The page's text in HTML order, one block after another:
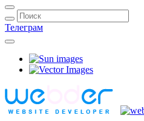
Телеграм